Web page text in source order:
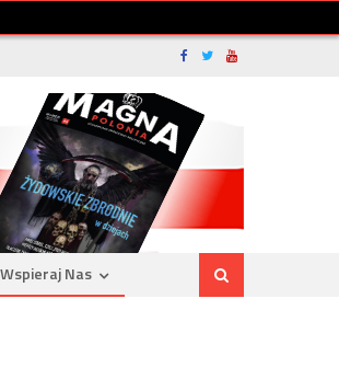
Wspieraj Nas